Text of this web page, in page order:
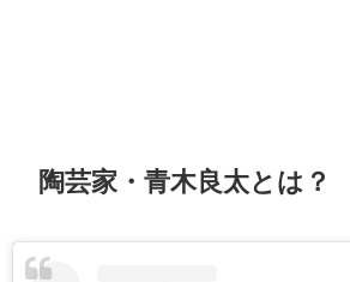
陶芸家・青木良太とは？